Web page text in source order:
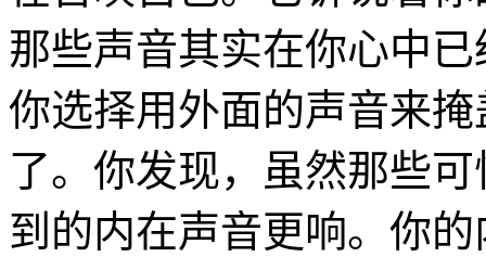
那些声音其实在你心中
你选择用外面的声音来
了。你发现，虽然那些
到的内在声音更响。你